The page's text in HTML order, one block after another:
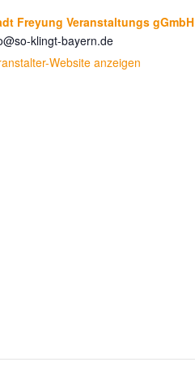
Freyung Veranstaltungs gGmbH
klingt-bayern.de
Website anzeigen